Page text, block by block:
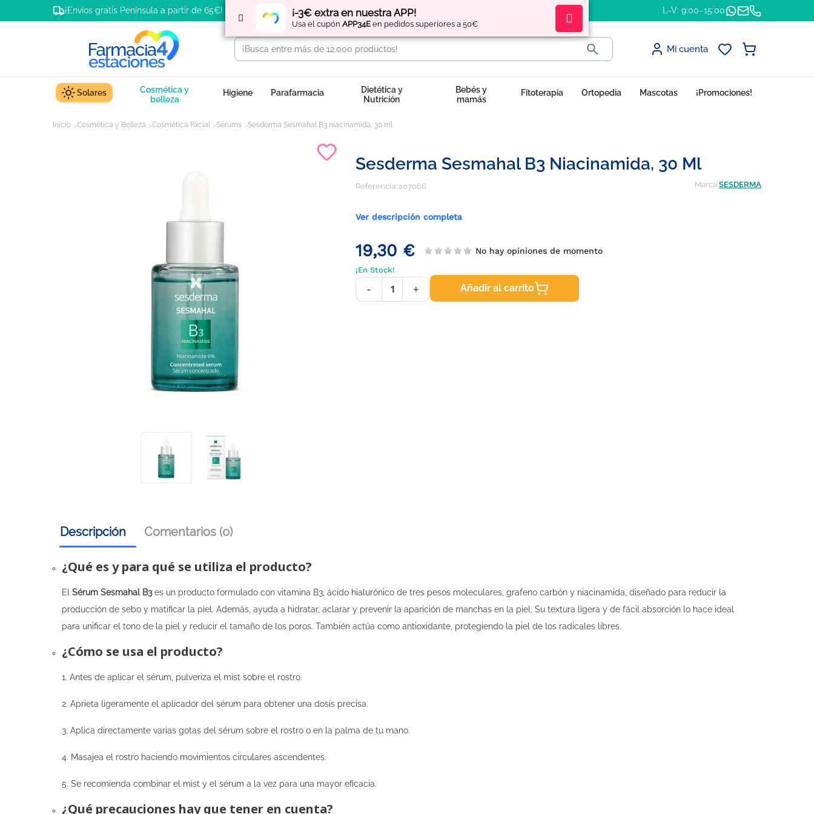
¡-3€ extra en nuestra APP!
Usa el cupón APP34E en pedidos superiores a 50€
¡Envíos gratis Península a partir de 65€! Regístratey obtén L–V: 9:00–15:00
 Mi cuenta
Solares
Cosmética y
belleza
Higiene Parafarmacia
Dietética y
Nutrición
Bebés y
mamás
Fitoterapia Ortopedia Mascotas ¡Promociones!
Inicio Cosmética y Belleza Cosmética Facial Sérums Sesderma Sesmahal B3 niacinamida, 30 ml
Sesderma Sesmahal B3 Niacinamida, 30 Ml
Referencia: 207066 Marca SESDERMA
Ver descripción completa
19,30 € No hay opiniones de momento
¡En Stock!
- + Añadir al carrito
Descripción Comentarios (0)
¿Qué es y para qué se utiliza el producto?
El Sérum Sesmahal B3es un producto formulado con vitamina B3, ácido hialurónico de tres pesos moleculares, grafeno carbón y niacinamida, diseñado para reducir la
producción de sebo y matificar la piel. Además, ayuda a hidratar, aclarar y prevenir la aparición de manchas en la piel. Su textura ligera y de fácil absorción lo hace ideal
para unificar el tono de la piel y reducir el tamaño de los poros. También actúa como antioxidante, protegiendo la piel de los radicales libres.
¿Cómo se usa el producto?
1. Antes de aplicar el sérum, pulveriza el mist sobre el rostro.
2. Aprieta ligeramente el aplicador del sérum para obtener una dosis precisa.
3. Aplica directamente varias gotas del sérum sobre el rostro o en la palma de tu mano.
4. Masajea el rostro haciendo movimientos circulares ascendentes.
5. Se recomienda combinar el mist y el sérum a la vez para una mayor eficacia.
¿Qué precauciones hay que tener en cuenta?